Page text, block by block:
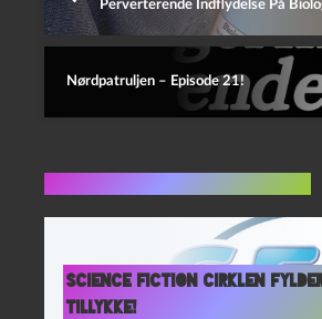
Perverterende Indflydelse På
Nørdpatruljen – Episode 21!
Science Fiction Cirklen
Tillykke!